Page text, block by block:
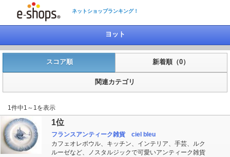
ネットショップランキング！
ヨット
スコア順 新着順（0）
関連カテゴリ
1件中1～1を表示
1位
フランスアンティーク雑貨 ciel bleu
カフェオレボウル、キッチン、インテリア、手芸、ルク
ルーゼなど、ノスタルジックで可愛いアンティーク雑貨